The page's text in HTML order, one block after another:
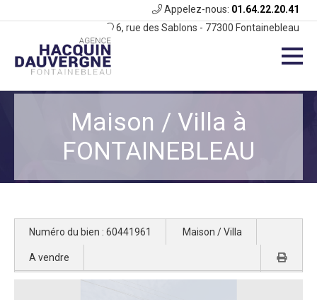
Appelez-nous: 01.64.22.20.41
6, rue des Sablons - 77300 Fontainebleau
Maison / Villa à
FONTAINEBLEAU
Numéro du bien : 60441961 Maison / Villa
A vendre